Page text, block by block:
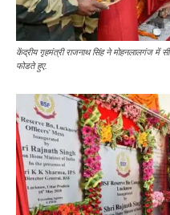
केंद्रीय गृहमंत्री राजनाथ सिंह ने मोहनलालगंज में
फोडते हुए.